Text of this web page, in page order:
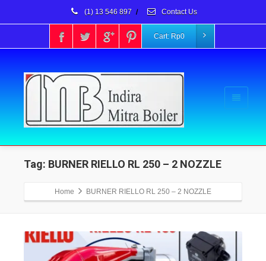
(1) 13 546 897 / Contact Us
Cart: Rp0
Tag: BURNER RIELLO RL 250 – 2 NOZZLE
Home BURNER RIELLO RL 250 – 2 NOZZLE